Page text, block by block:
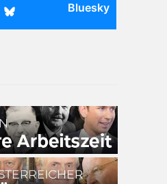
Bluesky